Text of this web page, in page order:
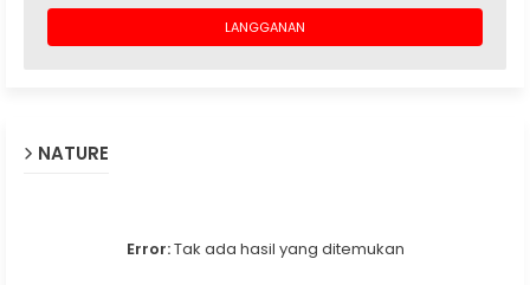
NATURE
Error:Tak ada hasil yang ditemukan